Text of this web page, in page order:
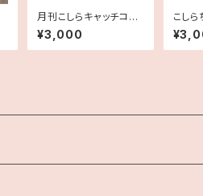
月刊こしらキャッチコピ
ーカード
¥3,000
こし
期装